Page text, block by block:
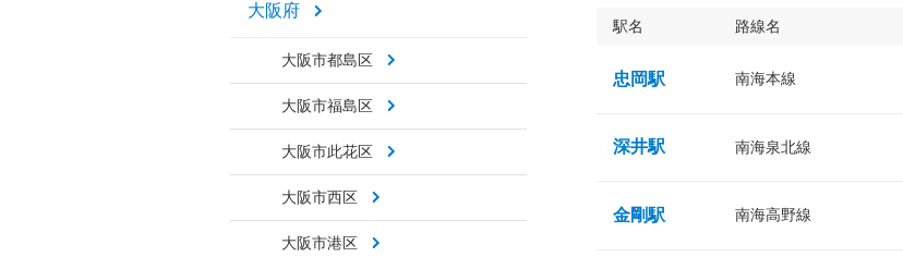
大阪府
大阪市都島区
大阪市福島区
大阪市此花区
大阪市西区
大阪市港区
駅名 路線名
忠岡駅 南海本線
深井駅 南海泉北線
金剛駅 南海高野線